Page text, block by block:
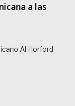
a las
Al Horford